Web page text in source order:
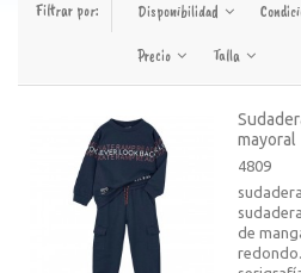
Filtrar por: Disponibilidad
Precio Talla
mayoral
4809
de